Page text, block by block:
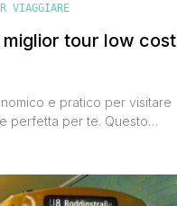
VIAGGIARE
miglior tour low cost
e pratico per visitare
perfetta per te. Questo
per i classici tour
ed è [']